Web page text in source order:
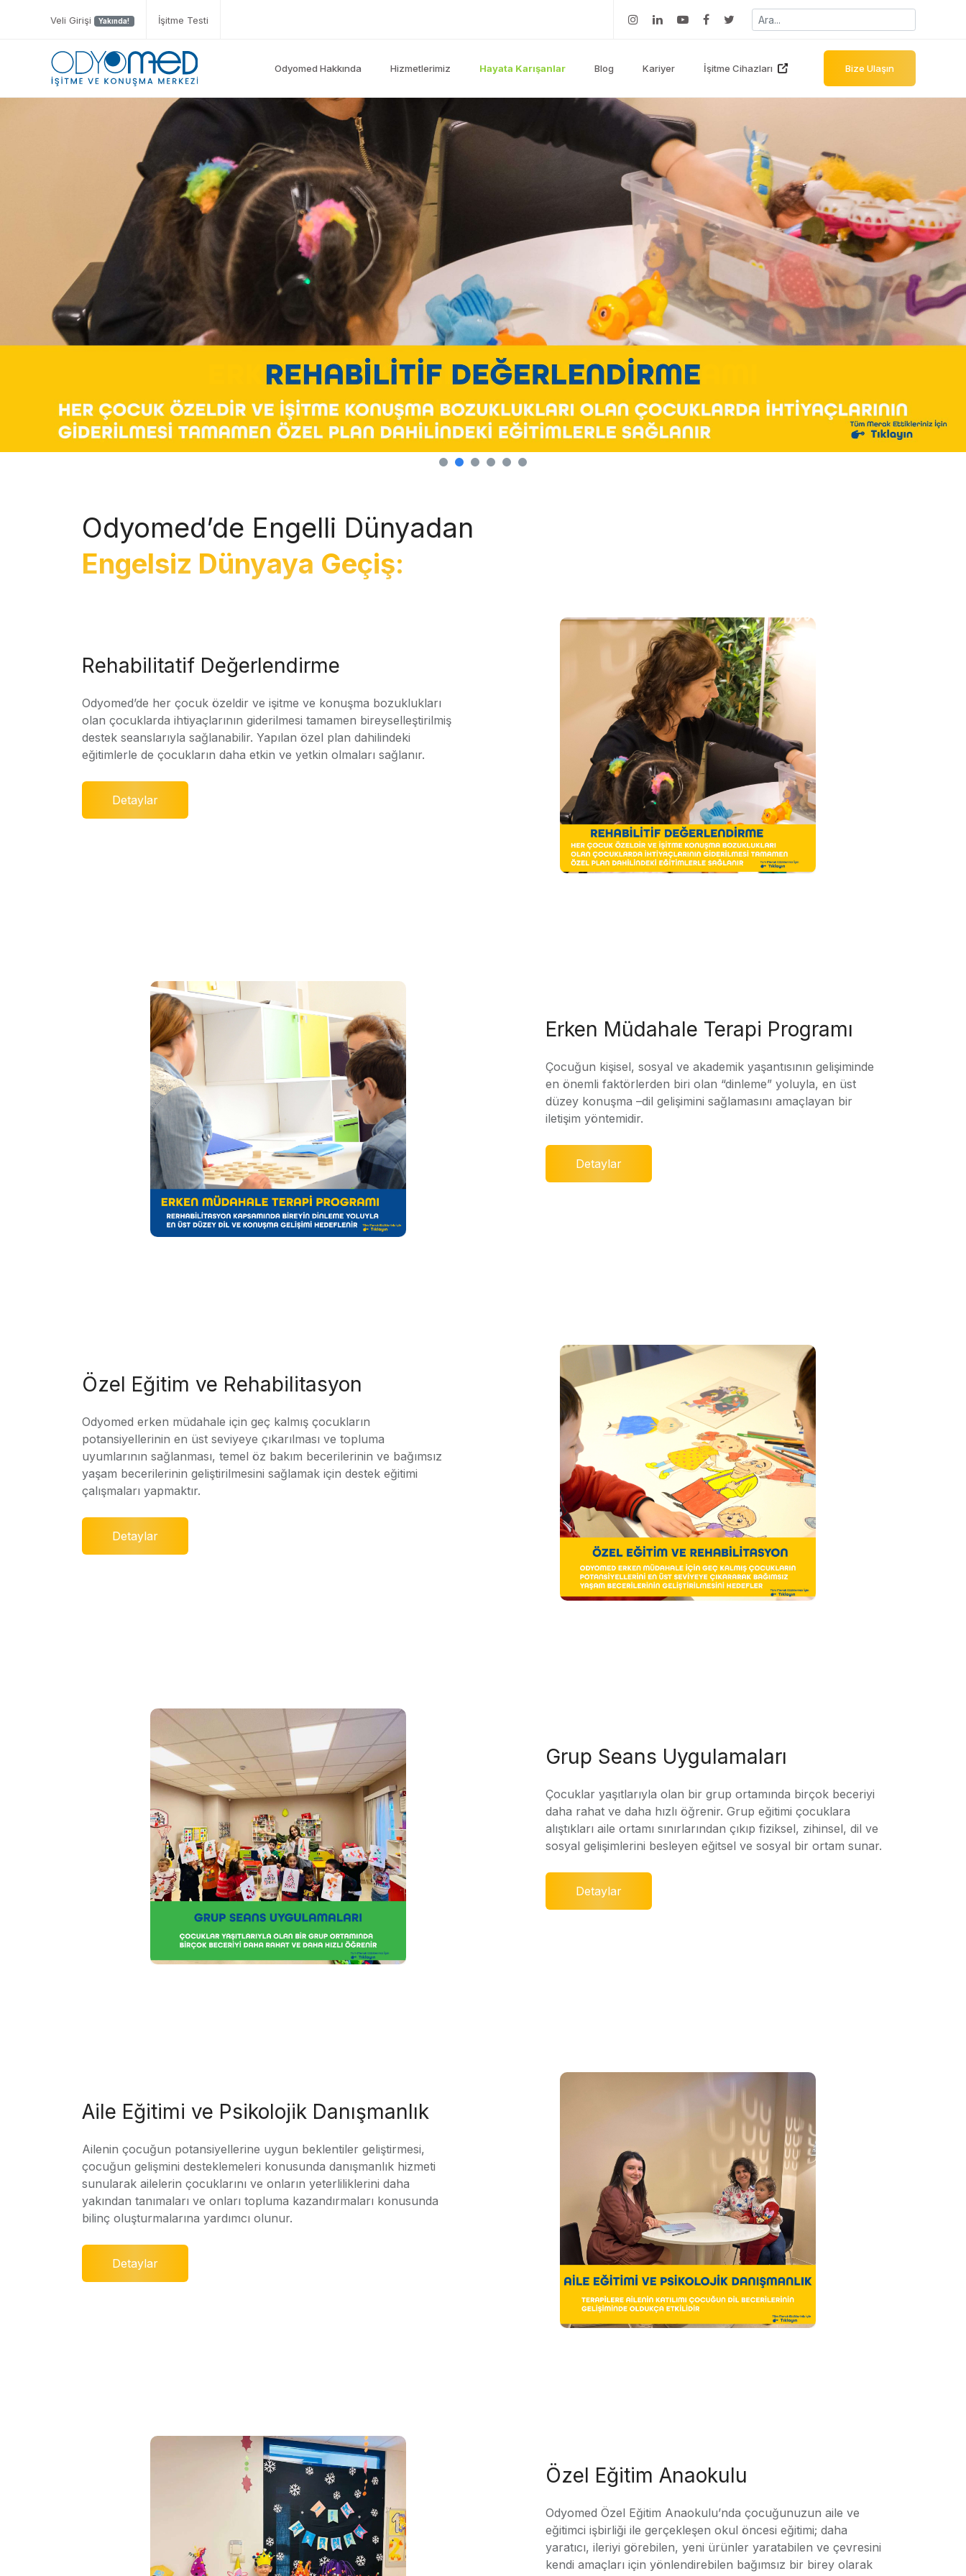
Veli Girişi Yakında! İşitme Testi
Odyomed Hakkında Hizmetlerimiz Hayata Karışanlar Blog Kariyer İşitme Cihazları Bize Ulaşın
Odyomed’de Engelli Dünyadan
Engelsiz Dünyaya Geçiş:
Rehabilitatif Değerlendirme
Odyomed’de her çocuk özeldir ve işitme ve konuşma bozuklukları
olan çocuklarda ihtiyaçlarının giderilmesi tamamen bireyselleştirilmiş
destek seanslarıyla sağlanabilir. Yapılan özel plan dahilindeki
eğitimlerle de çocukların daha etkin ve yetkin olmaları sağlanır.
Detaylar
Erken Müdahale Terapi Programı
Çocuğun kişisel, sosyal ve akademik yaşantısının gelişiminde
en önemli faktörlerden biri olan “dinleme” yoluyla, en üst
düzey konuşma –dil gelişimini sağlamasını amaçlayan bir
iletişim yöntemidir.
Detaylar
Özel Eğitim ve Rehabilitasyon
Odyomed erken müdahale için geç kalmış çocukların
potansiyellerinin en üst seviyeye çıkarılması ve topluma
uyumlarının sağlanması, temel öz bakım becerilerinin ve bağımsız
yaşam becerilerinin geliştirilmesini sağlamak için destek eğitimi
çalışmaları yapmaktır.
Detaylar
Grup Seans Uygulamaları
Çocuklar yaşıtlarıyla olan bir grup ortamında birçok beceriyi
daha rahat ve daha hızlı öğrenir. Grup eğitimi çocuklara
alıştıkları aile ortamı sınırlarından çıkıp fiziksel, zihinsel, dil ve
sosyal gelişimlerini besleyen eğitsel ve sosyal bir ortam sunar.
Detaylar
Aile Eğitimi ve Psikolojik Danışmanlık
Ailenin çocuğun potansiyellerine uygun beklentiler geliştirmesi,
çocuğun gelişmini desteklemeleri konusunda danışmanlık hizmeti
sunularak ailelerin çocuklarını ve onların yeterliliklerini daha
yakından tanımaları ve onları topluma kazandırmaları konusunda
bilinç oluşturmalarına yardımcı olunur.
Detaylar
Özel Eğitim Anaokulu
Odyomed Özel Eğitim Anaokulu’nda çocuğunuzun aile ve
eğitimci işbirliği ile gerçekleşen okul öncesi eğitimi; daha
yaratıcı, ileriyi görebilen, yeni ürünler yaratabilen ve çevresini
kendi amaçları için yönlendirebilen bağımsız bir birey olarak